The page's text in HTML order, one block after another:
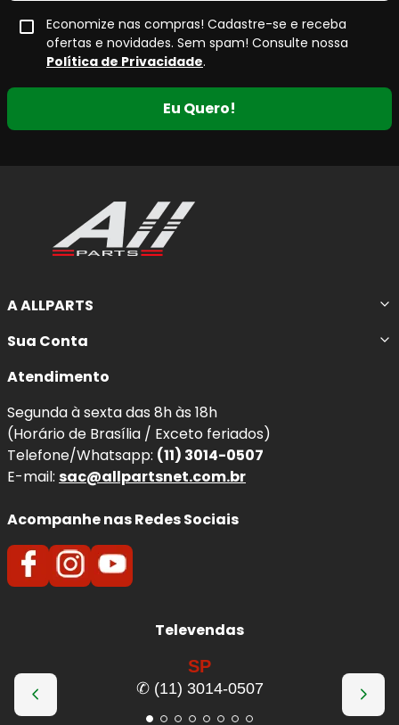
Economize nas compras! Cadastre-se e receba
ofertas e novidades. Sem spam! Consulte nossa
Política de Privacidade.
Eu Quero!
A ALLPARTS
Sua Conta
Atendimento
Segunda à sexta das 8h às 18h
(Horário de Brasília / Exceto feriados)
Telefone/Whatsapp: (11) 3014-0507
E-mail: sac@allpartsnet.com.br
Acompanhe nas Redes Sociais
Televendas
SP
✆ (11) 3014-0507